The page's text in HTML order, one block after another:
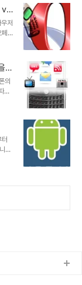
관
실
츠
v5
저
느
페
게
글
의
른
고
가
다.